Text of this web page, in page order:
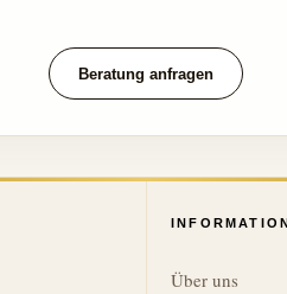
Beratung anfragen
Über uns